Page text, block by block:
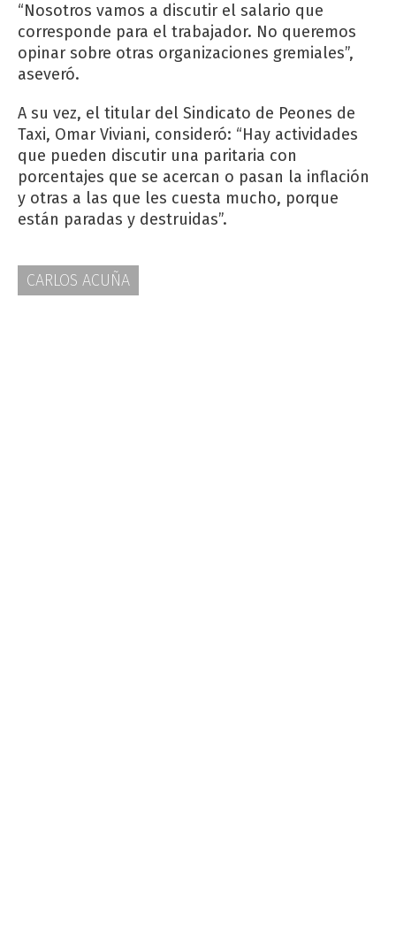
“Nosotros vamos a discutir el salario que
corresponde para el trabajador. No queremos
opinar sobre otras organizaciones gremiales”,
aseveró.
A su vez, el titular del Sindicato de Peones de
Taxi, Omar Viviani, consideró: “Hay actividades
que pueden discutir una paritaria con
porcentajes que se acercan o pasan la inflación
y otras a las que les cuesta mucho, porque
están paradas y destruidas”.
CARLOS ACUÑA